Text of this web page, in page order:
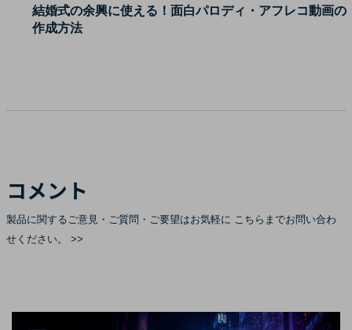
結婚式の余興に使える！面白パロディ・アフレコ動画の
作成方法
コメント
製品に関するご意見・ご質問・ご要望はお気軽に こちらまでお問い合わ
せください。 >>